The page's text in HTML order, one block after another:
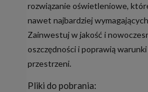
rozwiązanie oświetleniowe,
nawet najbardziej
Zainwestuj w jakość i
oszczędności i poprawią
przestrzeni.
Pliki do pobrania: